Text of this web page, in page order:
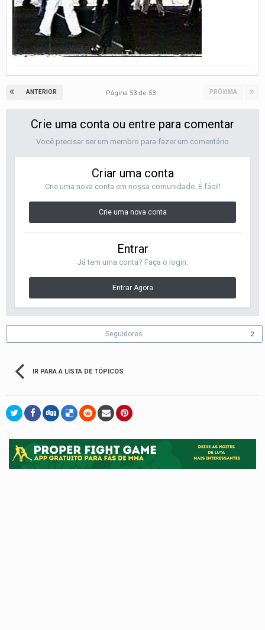
ANTERIOR PRÓXIMA
Página 53 de 53
Crie uma conta ou entre para comentar
Você precisar ser um membro para fazer um comentário
Criar uma conta
Crie uma nova conta em nossa comunidade. É fácil!
Crie uma nova conta
Entrar
Já tem uma conta? Faça o login.
Entrar Agora
Seguidores 2
IR PARA A LISTA DE TÓPICOS